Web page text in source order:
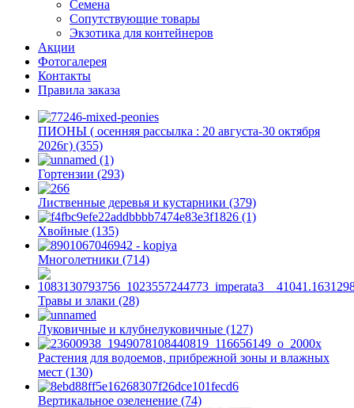
Семена
Сопутствующие товары
Экзотика для контейнеров
Акции
Фотогалерея
Контакты
Правила заказа
ПИОНЫ ( осенняя рассылка : 20 августа-30 октября
2026г) (355)
Гортензии (293)
Лиственные деревья и кустарники (379)
Хвойные (135)
Многолетники (714)
Травы и злаки (28)
Луковичные и клубнелуковичные (127)
Растения для водоемов, прибрежной зоны и влажных
мест (130)
Вертикальное озеленение (74)